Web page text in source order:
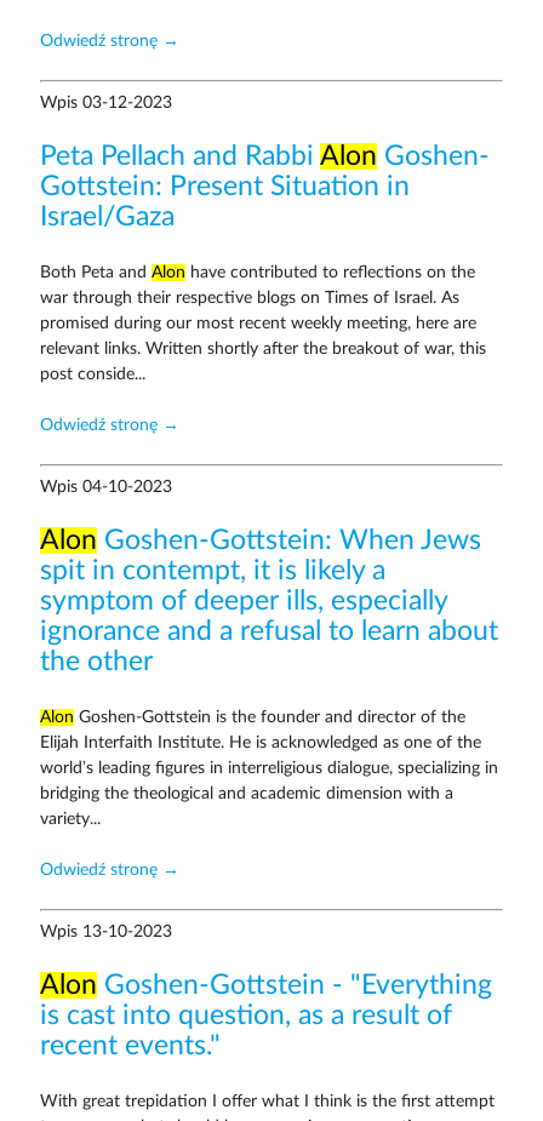
Odwiedź stronę →
Wpis 03-12-2023
Peta Pellach and Rabbi Alon Goshen-
Gottstein: Present Situation in
Israel/Gaza
Both Peta and Alon have contributed to reflections on the
war through their respective blogs on Times of Israel. As
promised during our most recent weekly meeting, here are
relevant links. Written shortly after the breakout of war, this
post conside...
Odwiedź stronę →
Wpis 04-10-2023
Alon Goshen-Gottstein: When Jews
spit in contempt, it is likely a
symptom of deeper ills, especially
ignorance and a refusal to learn about
the other
Alon Goshen-Gottstein is the founder and director of the
Elijah Interfaith Institute. He is acknowledged as one of the
world’s leading figures in interreligious dialogue, specializing in
bridging the theological and academic dimension with a
variety...
Odwiedź stronę →
Wpis 13-10-2023
Alon Goshen-Gottstein - "Everything
is cast into question, as a result of
recent events."
With great trepidation I offer what I think is the first attempt